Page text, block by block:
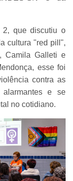
2, que discutiu o
cultura "red pill",
Camila Galleti e
esse foi
contra as
alarmantes e se
no cotidiano.